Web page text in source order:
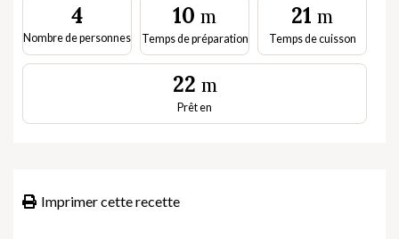
4
Nombre de personnes
10m
Temps de préparation
21m
Temps de cuisson
22 m
Prêt en
Imprimer cette recette